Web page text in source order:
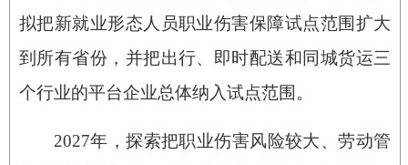
拟把新就业形态人员职业伤害保障试点范围扩大
到所有省份，并把出行、即时配送和同城货运三
个行业的平台企业总体纳入试点范围。
2027年，探索把职业伤害风险较大、劳动管